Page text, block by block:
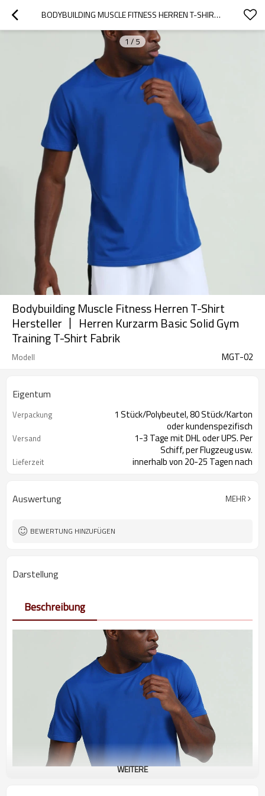
BODYBUILDING MUSCLE FITNESS HERREN T-SHIRT HERSTELLER 丨 HERREN KURZARM BASIC SOLID GYM TRAINING T-SHIRT FABRIK
1 / 5
Bodybuilding Muscle Fitness Herren T-Shirt
Hersteller 丨 Herren Kurzarm Basic Solid Gym
Training T-Shirt Fabrik
Modell MGT-02
Eigentum
Verpackung
1 Stück/Polybeutel, 80 Stück/Karton
oder kundenspezifisch
Versand
1-3 Tage mit DHL oder UPS. Per
Schiff, per Flugzeug usw.
Lieferzeit
innerhalb von 20-25 Tagen nach
Auswertung MEHR
BEWERTUNG HINZUFÜGEN
Darstellung
Beschreibung
WEITERE